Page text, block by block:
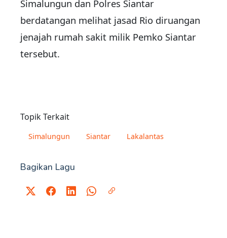
Simalungun dan Polres Siantar
berdatangan melihat jasad Rio diruangan
jenajah rumah sakit milik Pemko Siantar
tersebut.
Topik Terkait
Simalungun Siantar Lakalantas
Bagikan Lagu